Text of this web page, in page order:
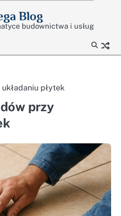
Blog
budownictwa i usług
płytek
przy